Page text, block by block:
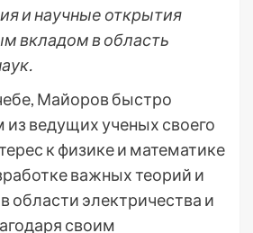
и научные открытия
вкладом в область
Майоров быстро
из ведущих ученых своего
к физике и математике
важных теорий и
области электричества и
своим